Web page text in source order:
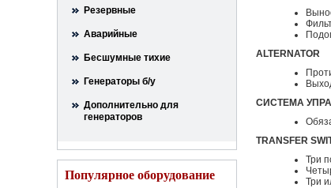
Резервные
Аварийные
Бесшумные тихие
Генераторы б/у
Дополнительно для
генераторов
Популярное оборудование
ALTERNATOR
СИСТЕМА
TRANSFER
Три
Три